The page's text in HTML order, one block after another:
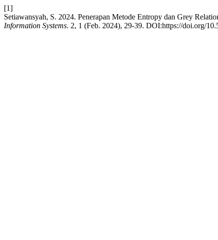
[1]
Setiawansyah, S. 2024. Penerapan Metode Entropy dan Grey
Information Systems. 2, 1 (Feb. 2024), 29-39. DOI:https://doi.org/